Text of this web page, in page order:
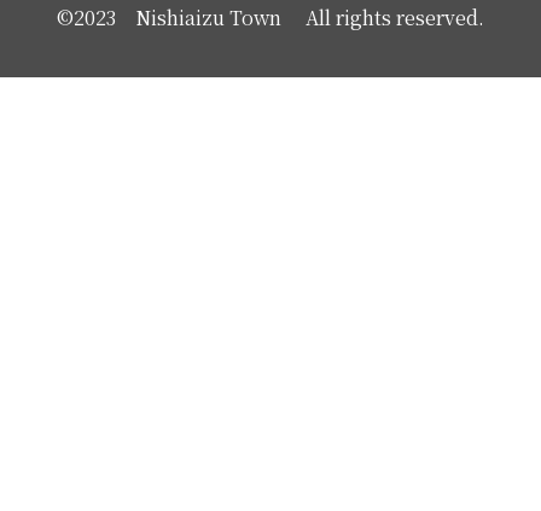
©2023 Nishiaizu Town All rights reserved.